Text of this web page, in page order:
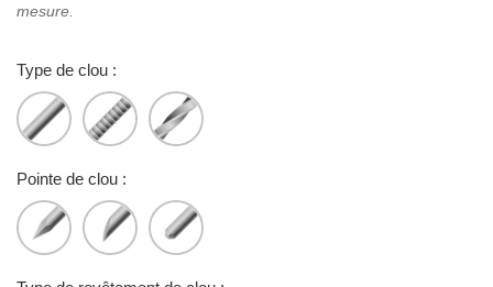
mesure.
Type de clou :
Pointe de clou :